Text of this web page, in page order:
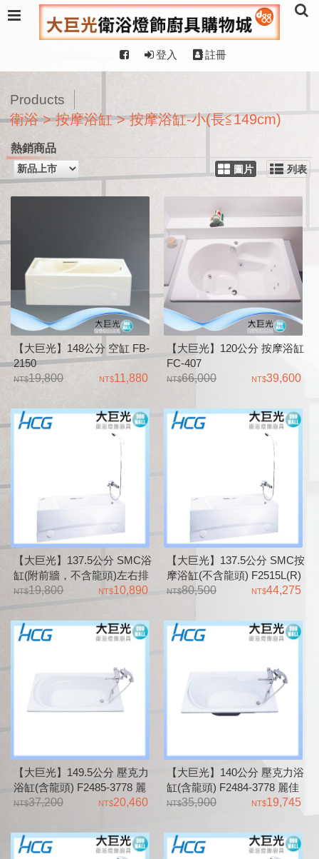
登入 註冊
Products
衛浴 > 按摩浴缸 > 按摩浴缸-小(長≦149cm)
熱銷商品
圖片 列表
【大巨光】148公分 空缸 FB-
2150
19,800
11,880
【大巨光】120公分 按摩浴缸
FC-407
66,000
39,600
【大巨光】137.5公分 SMC浴
缸(附前牆，不含龍頭)左右排
皆可 F6045A 香格里拉系列
19,800 10,890
【大巨光】137.5公分 SMC按
摩浴缸(不含龍頭) F2515L(R)
80,500
44,275
【大巨光】149.5公分 壓克力
浴缸(含龍頭) F2485-3778 麗
佳多系列 Legato
37,200 20,460
【大巨光】140公分 壓克力浴
缸(含龍頭) F2484-3778 麗佳
多系列 Legato
35,900 19,745